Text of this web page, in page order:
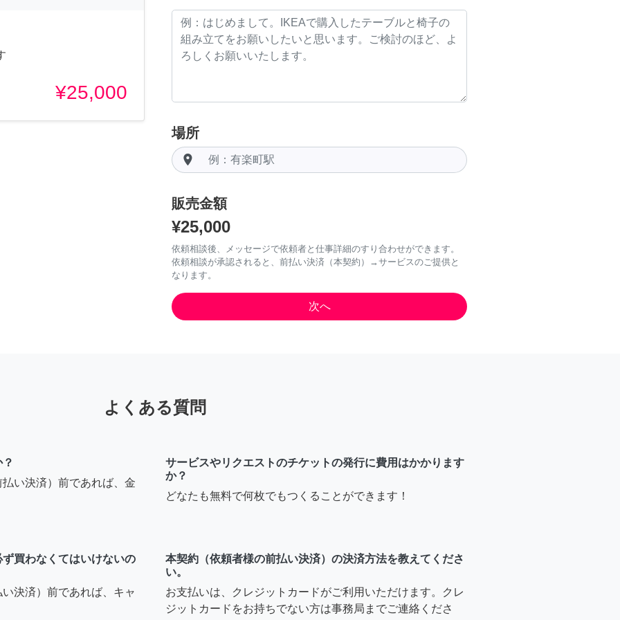
¥25,000
場所
room
販売金額
¥25,000
依頼相談後、メッセージで依頼者と仕事詳細のすり合わせができます。
依頼相談が承認されると、前払い決済（本契約）→サービスのご提供と
なります。
よくある質問
い決済）前であれば、金
サービスやリクエストのチケットの発行に費用はかかります
か？
どなたも無料で何枚でもつくることができます！
買わなくてはいけないの
決済）前であれば、キャ
本契約（依頼者様の前払い決済）の決済方法を教えてくださ
い。
お支払いは、クレジットカードがご利用いただけます。クレ
ジットカードをお持ちでない方は事務局までご連絡くださ